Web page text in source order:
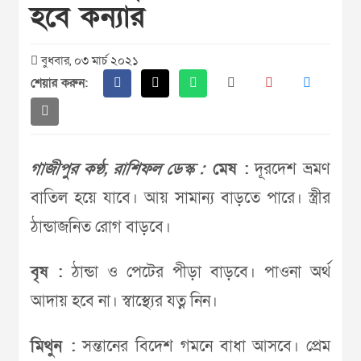
হবে কন্যার
বুধবার, ০৩ মার্চ ২০২১
শেয়ার করুন:
গাজীপুর কণ্ঠ, রাশিফল ডেস্ক :মেষ : দূরদেশ ভ্রমণ
বাতিল হয়ে যাবে। আয় সামান্য বাড়তে পারে। স্ত্রীর
ঠান্ডাজনিত রোগ বাড়বে।
বৃষ : ঠান্ডা ও পেটের পীড়া বাড়বে। পাওনা অর্থ
আদায় হবে না। স্বাস্থ্যের যত্ন নিন।
মিথুন : সন্তানের বিদেশ গমনে বাধা আসবে। প্রেম